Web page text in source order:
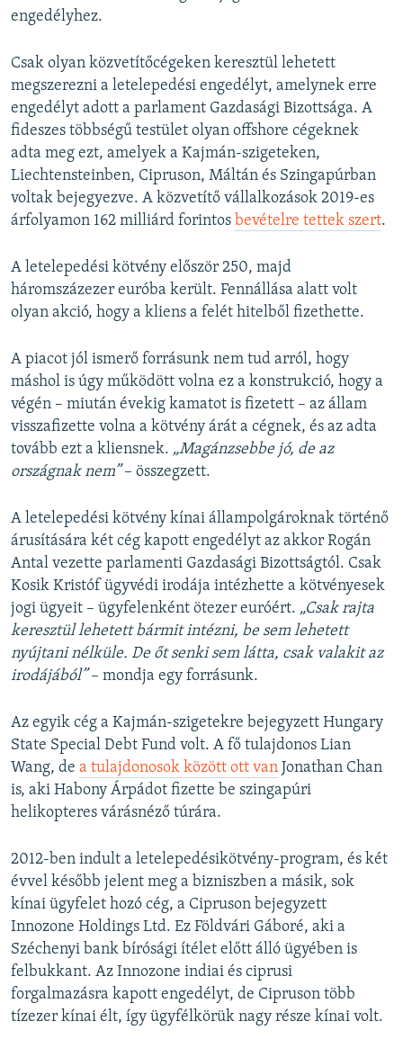
engedélyhez.
Csak olyan közvetítőcégeken keresztül lehetett
megszerezni a letelepedési engedélyt, amelynek erre
engedélyt adott a parlament Gazdasági Bizottsága. A
fideszes többségű testület olyan offshore cégeknek
adta meg ezt, amelyek a Kajmán-szigeteken,
Liechtensteinben, Cipruson, Máltán és Szingapúrban
voltak bejegyezve. A közvetítő vállalkozások 2019-es
árfolyamon 162 milliárd forintos bevételre tettek szert.
A letelepedési kötvény először 250, majd
háromszázezer euróba került. Fennállása alatt volt
olyan akció, hogy a kliens a felét hitelből fizethette.
A piacot jól ismerő forrásunk nem tud arról, hogy
máshol is úgy működött volna ez a konstrukció, hogy a
végén – miután évekig kamatot is fizetett – az állam
visszafizette volna a kötvény árát a cégnek, és az adta
tovább ezt a kliensnek. „Magánzsebbe jó, de az
országnak nem”– összegzett.
A letelepedési kötvény kínai állampolgároknak történő
árusítására két cég kapott engedélyt az akkor Rogán
Antal vezette parlamenti Gazdasági Bizottságtól. Csak
Kosik Kristóf ügyvédi irodája intézhette a kötvényesek
jogi ügyeit – ügyfelenként ötezer euróért. „Csak rajta
keresztül lehetett bármit intézni, be sem lehetett
nyújtani nélküle. De őt senki sem látta, csak valakit az
irodájából”– mondja egy forrásunk.
Az egyik cég a Kajmán-szigetekre bejegyzett Hungary
State Special Debt Fund volt. A fő tulajdonos Lian
Wang, de a tulajdonosok között ott van Jonathan Chan
is, aki Habony Árpádot fizette be szingapúri
helikopteres várásnéző túrára.
2012-ben indult a letelepedésikötvény-program, és két
évvel később jelent meg a bizniszben a másik, sok
kínai ügyfelet hozó cég, a Cipruson bejegyzett
Innozone Holdings Ltd. Ez Földvári Gáboré, aki a
Széchenyi bank bírósági ítélet előtt álló ügyében is
felbukkant. Az Innozone indiai és ciprusi
forgalmazásra kapott engedélyt, de Cipruson több
tízezer kínai élt, így ügyfélkörük nagy része kínai volt.